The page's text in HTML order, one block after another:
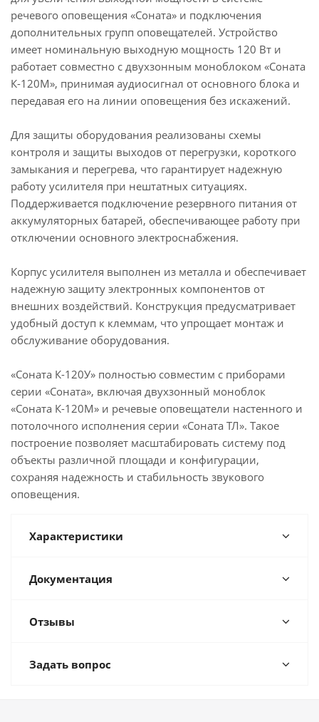
речевого оповещения «Соната» и подключения
дополнительных групп оповещателей. Устройство
имеет номинальную выходную мощность 120 Вт и
работает совместно с двухзонным моноблоком «Соната
К-120М», принимая аудиосигнал от основного блока и
передавая его на линии оповещения без искажений.
Для защиты оборудования реализованы схемы
контроля и защиты выходов от перегрузки, короткого
замыкания и перегрева, что гарантирует надежную
работу усилителя при нештатных ситуациях.
Поддерживается подключение резервного питания от
аккумуляторных батарей, обеспечивающее работу при
отключении основного электроснабжения.
Корпус усилителя выполнен из металла и обеспечивает
надежную защиту электронных компонентов от
внешних воздействий. Конструкция предусматривает
удобный доступ к клеммам, что упрощает монтаж и
обслуживание оборудования.
«Соната К-120У» полностью совместим с приборами
серии «Соната», включая двухзонный моноблок
«Соната К-120М» и речевые оповещатели настенного и
потолочного исполнения серии «Соната ТЛ». Такое
построение позволяет масштабировать систему под
объекты различной площади и конфигурации,
сохраняя надежность и стабильность звукового
оповещения.
Характеристики
Документация
Отзывы
Задать вопрос